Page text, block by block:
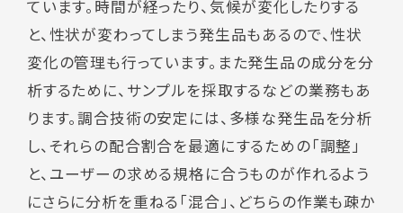
ています。時間が経ったり、気候が変化したりする
と、性状が変わってしまう発生品もあるので、性状
変化の管理も行っています。また発生品の成分を分
析するために、サンプルを採取するなどの業務もあ
ります。調合技術の安定には、多様な発生品を分析
し、それらの配合割合を最適にするための「調整」
と、ユーザーの求める規格に合うものが作れるよう
にさらに分析を重ねる「混合」、どちらの作業も疎か